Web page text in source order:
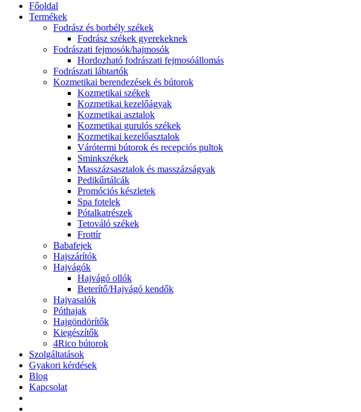
Főoldal
Termékek
Fodrász és borbély székek
Fodrász székek gyerekeknek
Fodrászati fejmosók/hajmosók
Hordozható fodrászati fejmosóállomás
Fodrászati lábtartók
Kozmetikai berendezések és bútorok
Kozmetikai székek
Kozmetikai kezelőágyak
Kozmetikai asztalok
Kozmetikai gurulós székek
Kozmetikai kezelőasztalok
Várótermi bútorok és recepciós pultok
Sminkszékek
Masszázsasztalok és masszázságyak
Pedikűrtálcák
Promóciós készletek
Spa fotelek
Pótalkatrészek
Tetováló székek
Frottír
Babafejek
Hajszárítók
Hajvágók
Hajvágó ollók
Beterítő/Hajvágó kendők
Hajvasalók
Póthajak
Hajgöndörítők
Kiegészítők
4Rico bútorok
Szolgáltatások
Gyakori kérdések
Blog
Kapcsolat